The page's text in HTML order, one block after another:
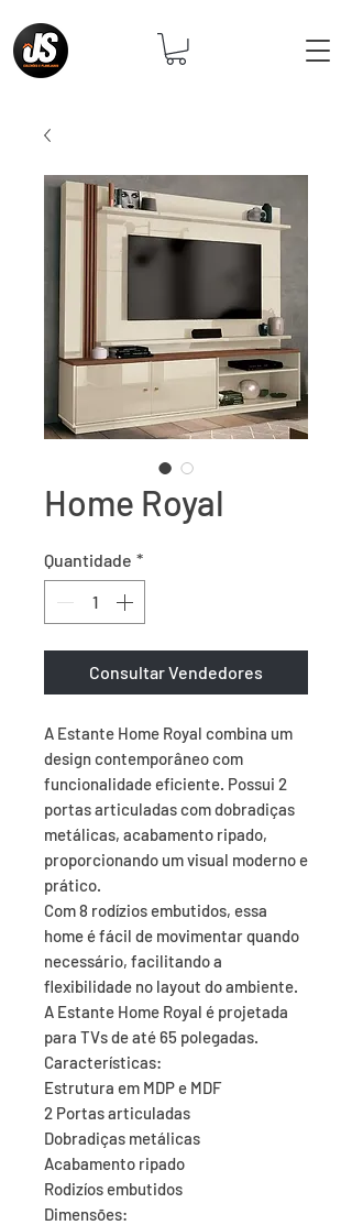
Home Royal
Quantidade *
Consultar Vendedores
A Estante Home Royal combina um
design contemporâneo com
funcionalidade eficiente. Possui 2
portas articuladas com dobradiças
metálicas, acabamento ripado,
proporcionando um visual moderno e
prático.
Com 8 rodízios embutidos, essa
home é fácil de movimentar quando
necessário, facilitando a
flexibilidade no layout do ambiente.
A Estante Home Royal é projetada
para TVs de até 65 polegadas.
Características:
Estrutura em MDP e MDF
2 Portas articuladas
Dobradiças metálicas
Acabamento ripado
Rodizíos embutidos
Dimensões: